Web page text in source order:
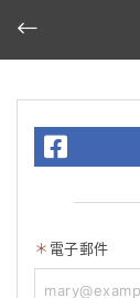
電子郵件